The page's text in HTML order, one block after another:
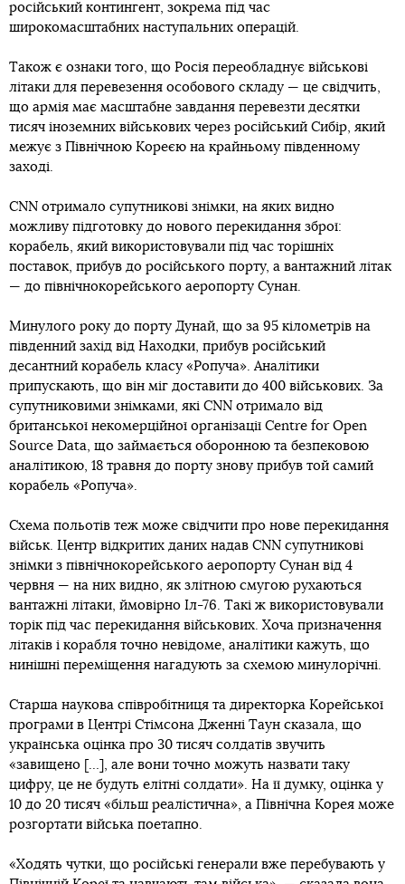
російський контингент, зокрема під час
широкомасштабних наступальних операцій.
Також є ознаки того, що Росія переобладнує військові
літаки для перевезення особового складу — це свідчить,
що армія має масштабне завдання перевезти десятки
тисяч іноземних військових через російський Сибір, який
межує з Північною Кореєю на крайньому південному
заході.
CNN отримало супутникові знімки, на яких видно
можливу підготовку до нового перекидання зброї:
корабель, який використовували під час торішніх
поставок, прибув до російського порту, а вантажний літак
— до північнокорейського аеропорту Сунан.
Минулого року до порту Дунай, що за 95 кілометрів на
південний захід від Находки, прибув російський
десантний корабель класу «Ропуча». Аналітики
припускають, що він міг доставити до 400 військових. За
супутниковими знімками, які CNN отримало від
британської некомерційної організації Centre for Open
Source Data, що займається оборонною та безпековою
аналітикою, 18 травня до порту знову прибув той самий
корабель «Ропуча».
Схема польотів теж може свідчити про нове перекидання
військ. Центр відкритих даних надав CNN супутникові
знімки з північнокорейського аеропорту Сунан від 4
червня — на них видно, як злітною смугою рухаються
вантажні літаки, ймовірно Іл-76. Такі ж використовували
торік під час перекидання військових. Хоча призначення
літаків і корабля точно невідоме, аналітики кажуть, що
нинішні переміщення нагадують за схемою минулорічні.
Старша наукова співробітниця та директорка Корейської
програми в Центрі Стімсона Дженні Таун сказала, що
українська оцінка про 30 тисяч солдатів звучить
«завищено […], але вони точно можуть назвати таку
цифру, це не будуть елітні солдати». На її думку, оцінка у
10 до 20 тисяч «більш реалістична», а Північна Корея може
розгортати війська поетапно.
«Ходять чутки, що російські генерали вже перебувають у